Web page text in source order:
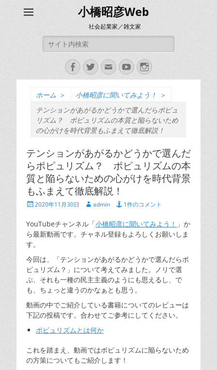
小橋昭彦Web
社会起業家／雑文家
索:
Facebook
Twitter
メ
ー
YouTubeInstagram
ホーム ＞ 小橋昭彦に聞いてみよう！
＞
テンションがあがるかどうかで選んだらポピュ
リズム？ ポピュリズムの本質と陥らないため
の心がけを時代背景もふまえて徹底解説！
テンションがあがるかどうかで選んだ
らポピュリズム？ ポピュリズムの本
質と陥らないための心がけを時代背景
もふまえて徹底解説！
投
日
2020年11月30日
投
者
admin 1件のコメント
YouTubeチャンネル「小橋昭彦に聞いてみよう！ 」か
ら最新動画です。チャネル登録もよろしくお願いしま
す。
今回は、「テンションがあがるかどうかで選んだらポ
ピュリズム？」について考えてみました。ノリで選
ぶ、それも一種の民主主義のようにも思えるし、で
も、ちょっと違うのかなぁとも思う。
動画の中でご紹介している書籍についてのレビューは
下記の投稿です。合わせてご参考にしてください。
ポピュリズムとは何か
これを踏まえ、動画ではポピュリズムに陥らないため
の方策についてもご紹介します！